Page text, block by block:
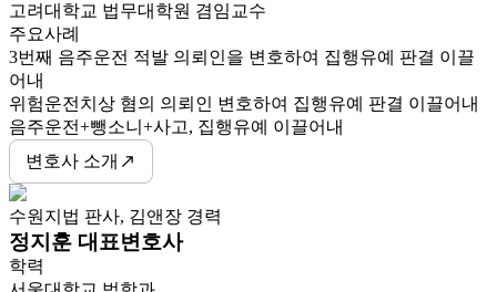
고려대학교 법무대학원 겸임교수
주요사례
3번째 음주운전 적발 의뢰인을 변호하여 집행유예 판결 이끌
어내
위험운전치상 혐의 의뢰인 변호하여 집행유예 판결 이끌어내
음주운전+뺑소니+사고, 집행유예 이끌어내
변호사 소개
수원지법 판사, 김앤장 경력
정지훈 대표변호사
학력